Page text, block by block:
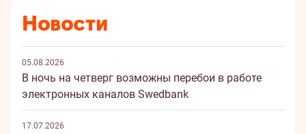
Новости
05.08.2026
В ночь на четверг возможны перебои в работе
электронных каналов Swedbank
17.07.2026